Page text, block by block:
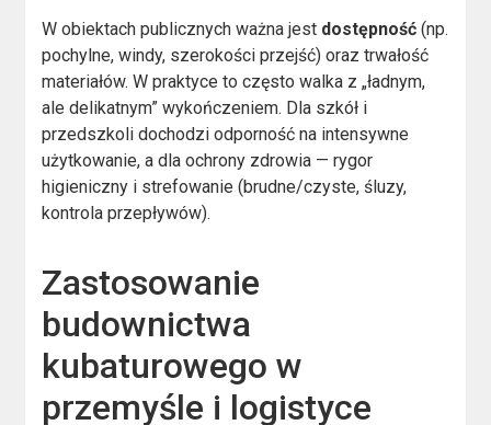
W obiektach publicznych ważna jest dostępność (np.
pochylne, windy, szerokości przejść) oraz trwałość
materiałów. W praktyce to często walka z „ładnym,
ale delikatnym” wykończeniem. Dla szkół i
przedszkoli dochodzi odporność na intensywne
użytkowanie, a dla ochrony zdrowia — rygor
higieniczny i strefowanie (brudne/czyste, śluzy,
kontrola przepływów).
Zastosowanie
budownictwa
kubaturowego w
przemyśle i logistyce